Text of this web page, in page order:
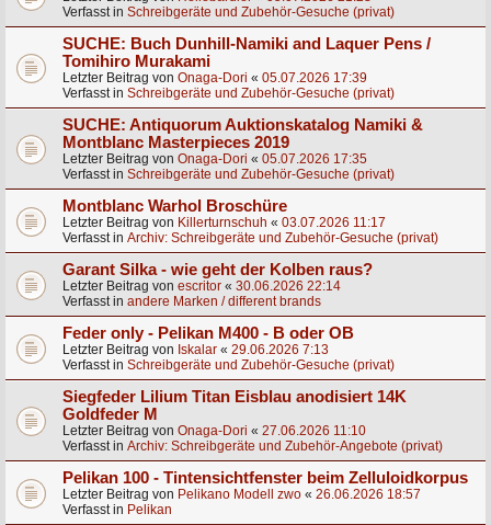
Verfasst in Schreibgeräte und Zubehör-Gesuche (privat)
SUCHE: Buch Dunhill-Namiki and Laquer Pens /
Tomihiro Murakami
Letzter Beitrag von Onaga-Dori « 05.07.2026 17:39
Verfasst in Schreibgeräte und Zubehör-Gesuche (privat)
SUCHE: Antiquorum Auktionskatalog Namiki &
Montblanc Masterpieces 2019
Letzter Beitrag von Onaga-Dori « 05.07.2026 17:35
Verfasst in Schreibgeräte und Zubehör-Gesuche (privat)
Montblanc Warhol Broschüre
Letzter Beitrag von Killerturnschuh « 03.07.2026 11:17
Verfasst in Archiv: Schreibgeräte und Zubehör-Gesuche (privat)
Garant Silka - wie geht der Kolben raus?
Letzter Beitrag von escritor « 30.06.2026 22:14
Verfasst in andere Marken / different brands
Feder only - Pelikan M400 - B oder OB
Letzter Beitrag von Iskalar « 29.06.2026 7:13
Verfasst in Schreibgeräte und Zubehör-Gesuche (privat)
Siegfeder Lilium Titan Eisblau anodisiert 14K
Goldfeder M
Letzter Beitrag von Onaga-Dori « 27.06.2026 11:10
Verfasst in Archiv: Schreibgeräte und Zubehör-Angebote (privat)
Pelikan 100 - Tintensichtfenster beim Zelluloidkorpus
Letzter Beitrag von Pelikano Modell zwo « 26.06.2026 18:57
Verfasst in Pelikan